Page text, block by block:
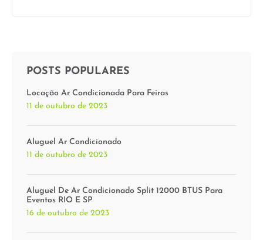
POSTS POPULARES
Locação Ar Condicionada Para Feiras
11 de outubro de 2023
Aluguel Ar Condicionado
11 de outubro de 2023
Aluguel De Ar Condicionado Split 12000 BTUS Para
Eventos RIO E SP
16 de outubro de 2023